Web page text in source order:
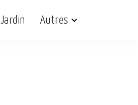
Jardin Autres